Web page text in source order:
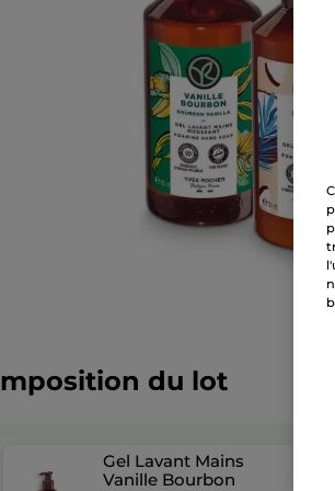
du lot
Gel Lavant Mains
Vanille Bourbon